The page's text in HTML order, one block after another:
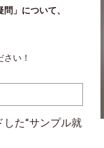
」について、
い！
した“サンプル就